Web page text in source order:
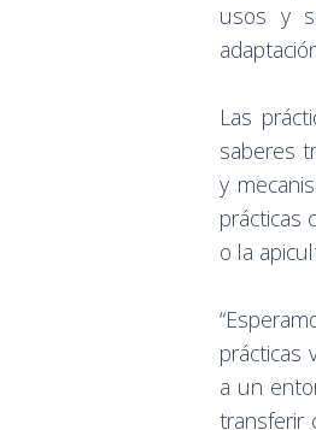
usos y
Las
saberes
y
prácticas
o la
prácticas
a un
transferir